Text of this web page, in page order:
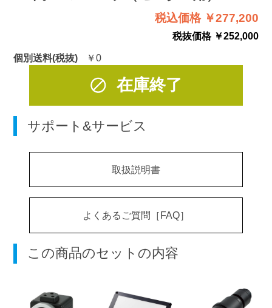
税込価格 ￥277,200
税抜価格 ￥252,000
個別送料(税抜)
￥0
在庫終了
サポート&サービス
取扱説明書
よくあるご質問［FAQ］
この商品のセットの内容